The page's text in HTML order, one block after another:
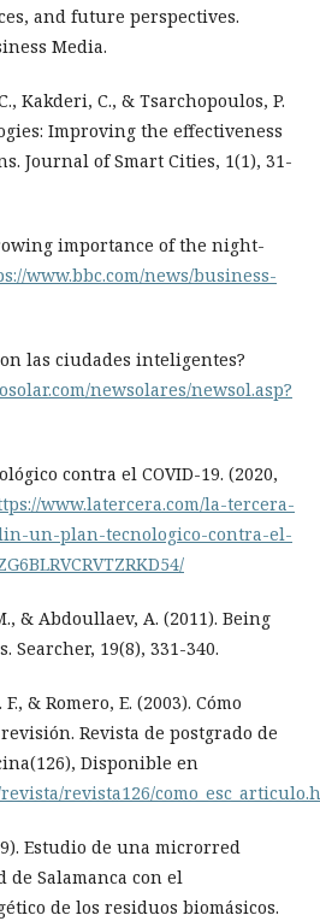
and future perspectives.
Media.
Kakderi, C., & Tsarchopoulos, P.
Improving the effectiveness
Journal of Smart Cities, 1(1), 31-
importance of the night-
www.bbc.com/news/business-
las ciudades inteligentes?
newsolares/newsol.asp?
contra el COVID-19. (2020,
www.latercera.com/la-tercera-
un-plan-tecnologico-contra-el-
& Abdoullaev, A. (2011). Being
Searcher, 19(8), 331-340.
& Romero, E. (2003). Cómo
Revista de postgrado de
Disponible en
revista126/
Estudio de una microrred
Salamanca con el
de los residuos biomásicos.